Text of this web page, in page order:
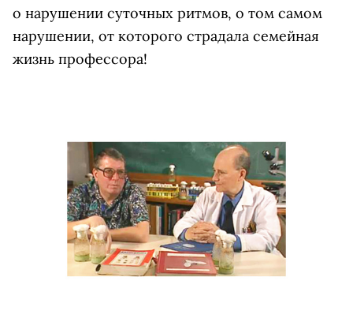
о нарушении суточных ритмов, о том самом
нарушении, от которого страдала семейная
жизнь профессора!